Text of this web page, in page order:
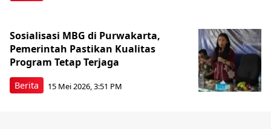
Berita
Sosialisasi MBG di Purwakarta,
Pemerintah Pastikan Kualitas
Program Tetap Terjaga
15 Mei 2026, 3:51 PM